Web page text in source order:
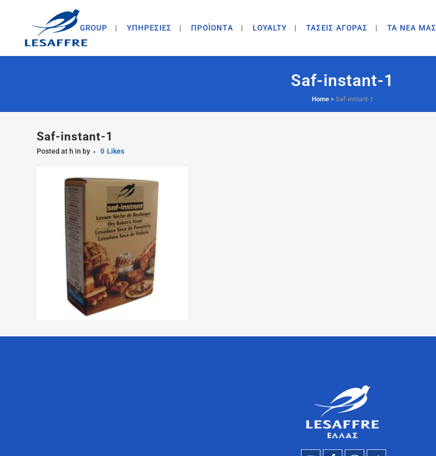
GROUP ΥΠΗΡΕΣΙΕΣ ΠΡΟΪΟΝΤA LOYALTY ΤΑΣΕΙΣ ΑΓΟΡΑΣ ΤΑ ΝΕΑ ΜΑΣ
Saf-instant-1
Home> Saf-instant-1
Saf-instant-1
Posted at h in by 0 Likes